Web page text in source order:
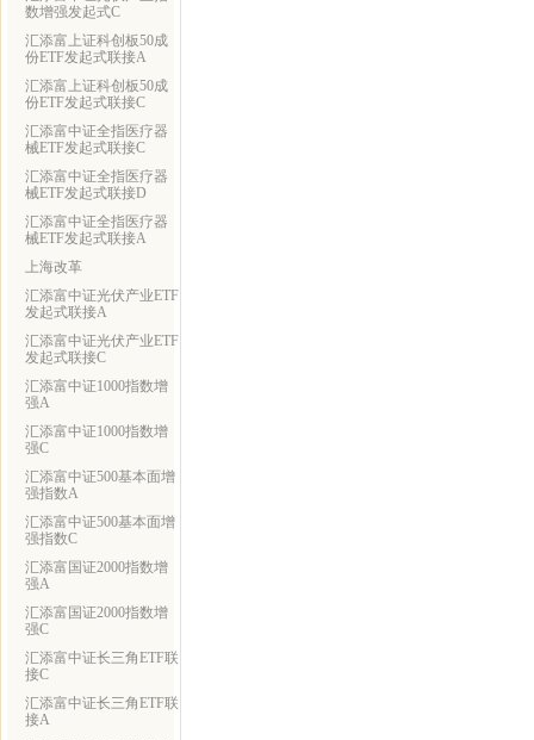
数增强发起式C
汇添富上证科创板50成
份ETF发起式联接A
汇添富上证科创板50成
份ETF发起式联接C
汇添富中证全指医疗器
械ETF发起式联接C
汇添富中证全指医疗器
械ETF发起式联接D
汇添富中证全指医疗器
械ETF发起式联接A
上海改革
汇添富中证光伏产业ETF
发起式联接A
汇添富中证光伏产业ETF
发起式联接C
汇添富中证1000指数增
强A
汇添富中证1000指数增
强C
汇添富中证500基本面增
强指数A
汇添富中证500基本面增
强指数C
汇添富国证2000指数增
强A
汇添富国证2000指数增
强C
汇添富中证长三角ETF联
接C
汇添富中证长三角ETF联
接A